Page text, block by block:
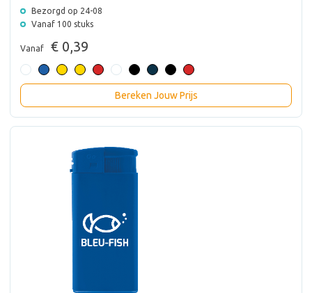
Bezorgd op 24-08
Vanaf 100 stuks
Vanaf € 0,39
Bereken Jouw Prijs